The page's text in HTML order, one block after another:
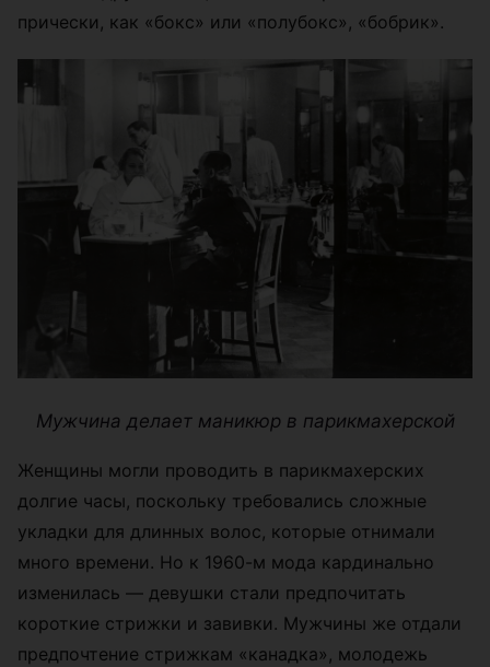
прически, как «бокс» или «полубокс», «бобрик».
Мужчина делает маникюр в парикмахерской
Женщины могли проводить в парикмахерских
долгие часы, поскольку требовались сложные
укладки для длинных волос, которые отнимали
много времени. Но к 1960-м мода кардинально
изменилась — девушки стали предпочитать
короткие стрижки и завивки. Мужчины же отдали
предпочтение стрижкам «канадка», молодежь